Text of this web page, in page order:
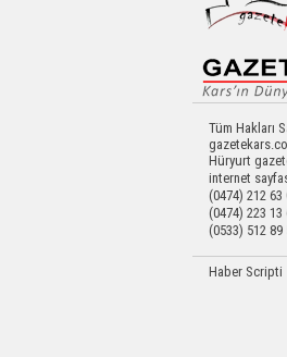
Tüm Hakları
Hüryurt
internet
(0474) 212 63
(0474) 223 13
(0533) 512 89
Haber Scripti